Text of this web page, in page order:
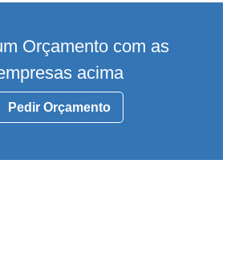
Orçamento com as
acima
Pedir Orçamento